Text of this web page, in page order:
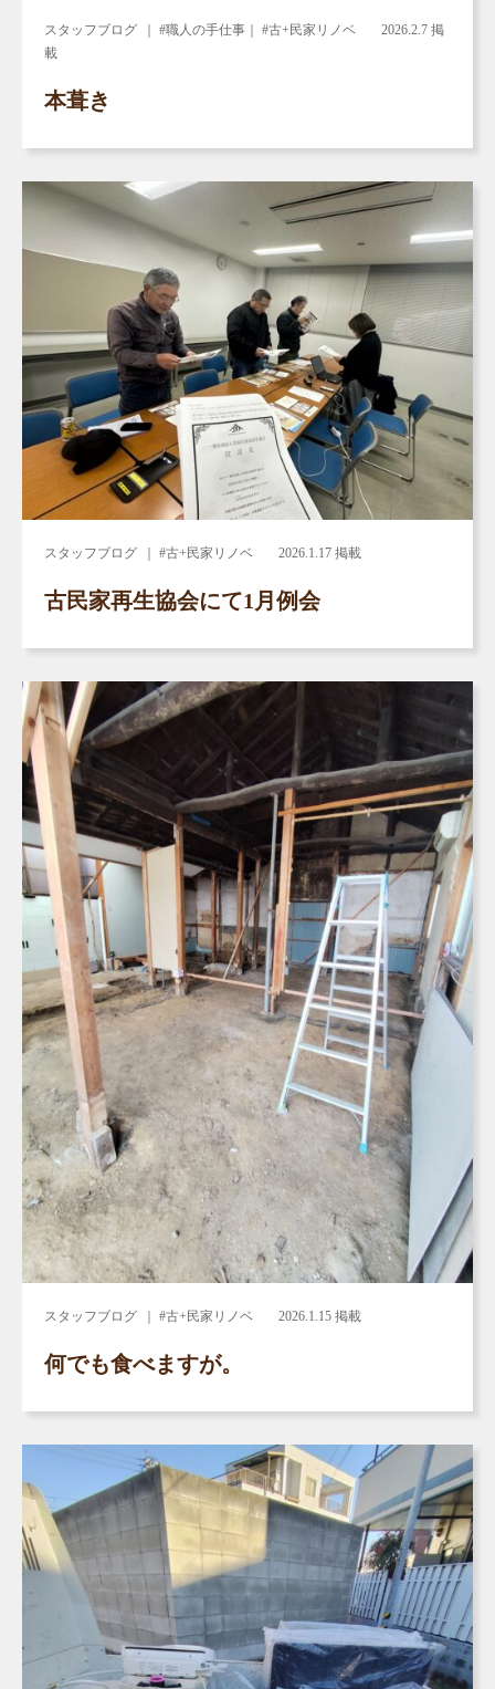
スタッフブログ ｜ #職人の手仕事｜ #古+民家リノベ
2026.2.7 掲
載
本葺き
スタッフブログ ｜ #古+民家リノベ 2026.1.17 掲載
古民家再生協会にて1月例会
スタッフブログ ｜ #古+民家リノベ 2026.1.15 掲載
何でも食べますが。